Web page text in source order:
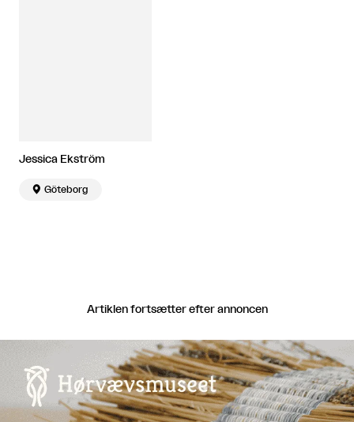
Jessica Ekström
 Göteborg
Artiklen fortsætter efter annoncen